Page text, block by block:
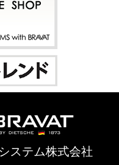
ステム株式会社